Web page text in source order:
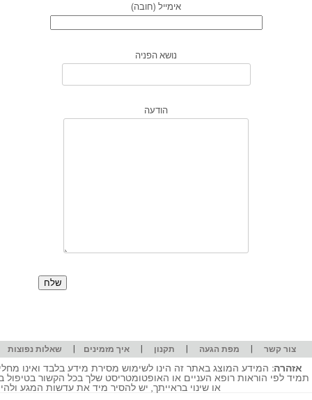
אימייל (חובה)
נושא הפניה
הודעה
צור קשר | מפת הגעה | תקנון |איך מזמינים | שאלות נפוצות
אזהרה: המידע המוצג באתר זה הינו לשימוש מסירת מידע בלבד ואינו
תמיד לפי הוראות רופא העניים או האופטומטריסט שלך בכל הקשור
או שינוי בראייתך, יש להסיר מיד את עדשות המגע